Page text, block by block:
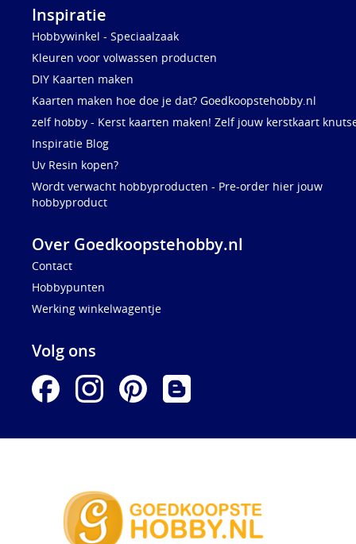
Inspiratie
Hobbywinkel - Speciaalzaak
Kleuren voor volwassen producten
DIY Kaarten maken
Kaarten maken hoe doe je dat? Goedkoopstehobby.nl
zelf hobby - Kerst kaarten maken! Zelf jouw kerstkaart
Inspiratie Blog
Uv Resin kopen?
Wordt verwacht hobbyproducten - Pre-order hier jouw
hobbyproduct
Over Goedkoopstehobby.nl
Contact
Hobbypunten
Werking winkelwagentje
Volg ons